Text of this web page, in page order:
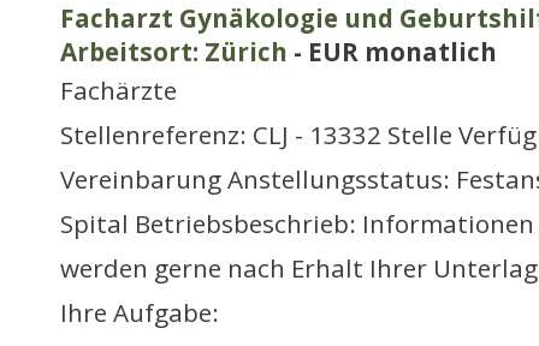
Facharzt Gynäkologie und
Arbeitsort: Zürich - EUR monatlich
Fachärzte
Stellenreferenz: CLJ - 13332 Stelle
Vereinbarung Anstellungsstatus:
Spital Betriebsbeschrieb:
werden gerne nach Erhalt Ihrer
Ihre Aufgabe: